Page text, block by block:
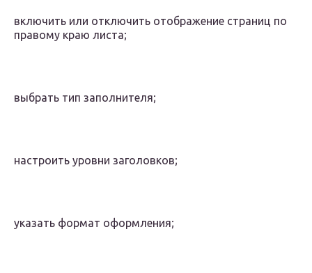
включить или отключить отображение страниц по
правому краю листа;
выбрать тип заполнителя;
настроить уровни заголовков;
указать формат оформления;